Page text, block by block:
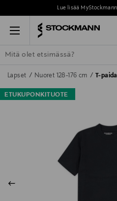
Lue lisää
Menu
ETSI KAIKKI NAISET MIEHET
Lapset Nuoret 128-176 cm T-
ETUKUPONKITUOTE